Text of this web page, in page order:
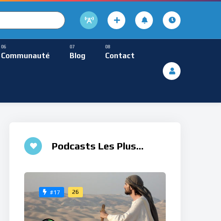
Lecture
Communauté Blog Contact
Méditative
Podcasts Les Plus
#17 26